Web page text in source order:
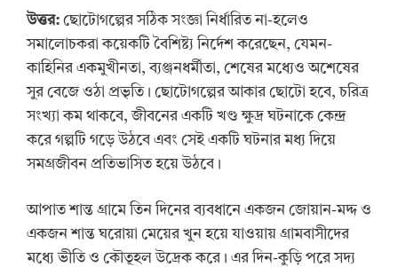
উত্তর: ছোটোগল্পের সঠিক সংজ্ঞা নির্ধারিত না-হলেও
সমালোচকরা কয়েকটি বৈশিষ্ট্য নির্দেশ করেছেন, যেমন-
কাহিনির একমুখীনতা, ব্যঞ্জনধর্মীতা, শেষের মধ্যেও অশেষের
সুর বেজে ওঠা প্রভৃতি। ছোটোগল্পের আকার ছোটো হবে, চরিত্র
সংখ্যা কম থাকবে, জীবনের একটি খণ্ড ক্ষুদ্র ঘটনাকে কেন্দ্র
করে গল্পটি গড়ে উঠবে এবং সেই একটি ঘটনার মধ্য দিয়ে
সমগ্রজীবন প্রতিভাসিত হয়ে উঠবে।
আপাত শান্ত গ্রামে তিন দিনের ব্যবধানে একজন জোয়ান-মদ্দ ও
একজন শান্ত ঘরোয়া মেয়ের খুন হয়ে যাওয়ায় গ্রামবাসীদের
মধ্যে ভীতি ও কৌতূহল উদ্রেক করে। এর দিন-কুড়ি পরে সদ্য